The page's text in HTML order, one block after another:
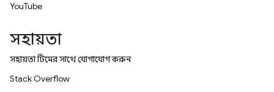
YouTube
সহায়তা
সহায়তা টিমের সাথে যোগাযোগ করুন
Stack Overflow